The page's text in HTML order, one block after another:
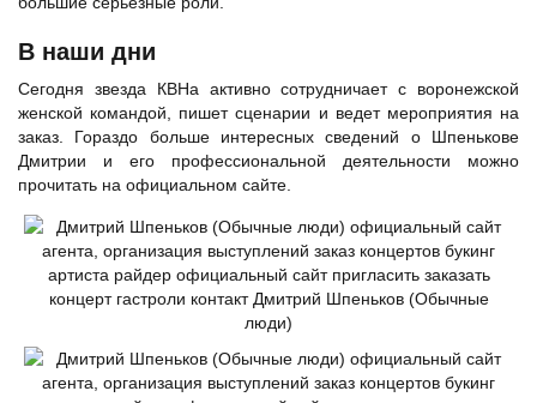
В наши дни
Сегодня звезда КВНа активно сотрудничает с воронежской
женской командой, пишет сценарии и ведет мероприятия на
заказ. Гораздо больше интересных сведений о Шпенькове
Дмитрии и его профессиональной деятельности можно
прочитать на официальном сайте.